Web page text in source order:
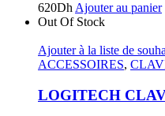
620DhAjouter au panier
Out Of Stock
Ajouter à la liste de
ACCESSOIRES,
LOGITECH